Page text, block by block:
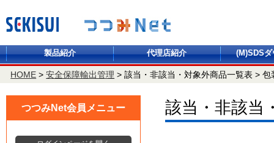
製品紹介 代理店紹介 (M)SDS
HOME >安全保障輸出管理 >該当・非該当・対象外商品一覧表 >包
該当・非該当
つつみNet会員メニュー